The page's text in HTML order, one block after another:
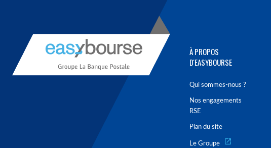
À PROPOS
D'EASYBOURSE
Qui sommes-nous ?
Nos engagements
RSE
Plan du site
Le Groupe